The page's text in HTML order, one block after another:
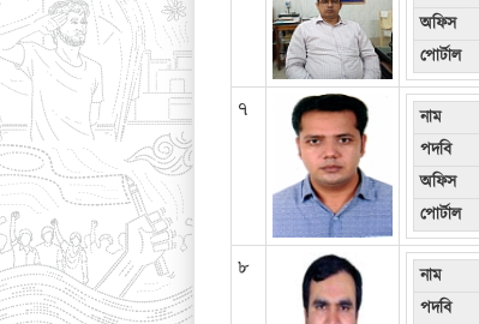
অফিস
পোর্টাল
৭ নাম
পদবি
অফিস
পোর্টাল
৮ নাম
পদবি